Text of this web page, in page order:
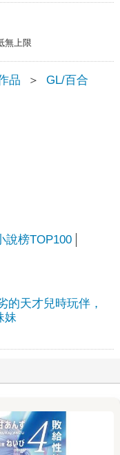
無上限
品 ＞ GL/百合
說榜TOP100
的天才兒時玩伴，
妹